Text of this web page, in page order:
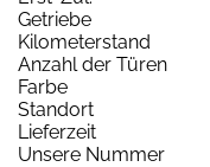
Getriebe
Kilometerstand
Anzahl der Türen
Farbe
Standort
Lieferzeit
Unsere Nummer